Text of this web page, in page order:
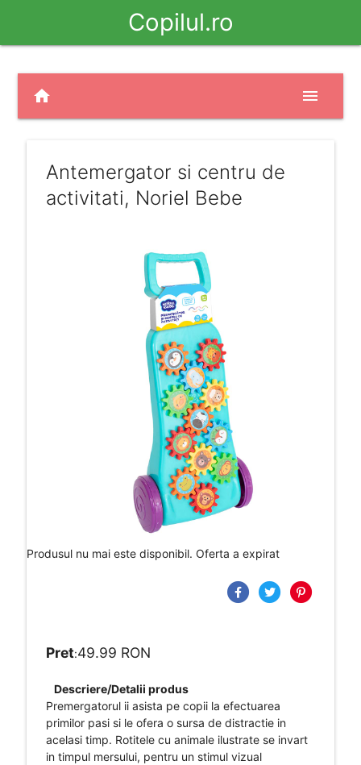
Copilul.ro
home menu
Antemergator si centru de
activitati, Noriel Bebe
Produsul nu mai este disponibil. Oferta a expirat
Pret:49.99 RON
Descriere/Detalii produs
Premergatorul ii asista pe copii la efectuarea
primilor pasi si le ofera o sursa de distractie in
acelasi timp. Rotitele cu animale ilustrate se invart
in timpul mersului, pentru un stimul vizual